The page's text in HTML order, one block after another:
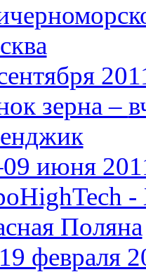
зерна –
июня
Поляна
февраля